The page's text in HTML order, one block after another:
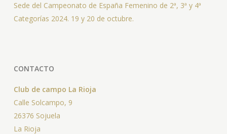
Sede del Campeonato de España Femenino de 2ª, 3ª y 4ª
Categorías 2024. 19 y 20 de octubre.
CONTACTO
Club de campo La Rioja
Calle Solcampo, 9
26376 Sojuela
La Rioja